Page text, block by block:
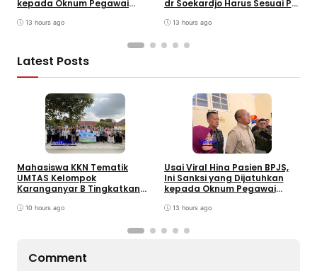
kepada Oknum Pegawai
13 hours ago
dr Soekardjo Harus Sesuai PP
13 hours ago
Latest Posts
Edugov
Mahasiswa KKN Tematik
UMTAS Kelompok
Karanganyar B Tingkatkan
melalui Program GEMILANG
10 hours ago
News
Usai Viral Hina Pasien BPJS,
Ini Sanksi yang Dijatuhkan
kepada Oknum Pegawai
13 hours ago
Comment